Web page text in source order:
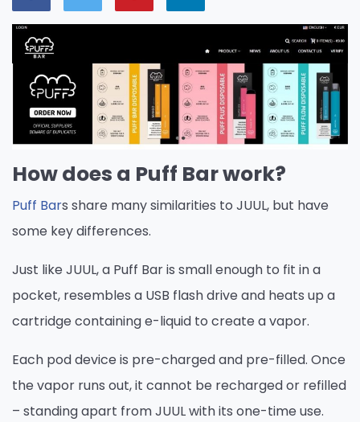
How does a Puff Bar work?
Puff Bars share many similarities to JUUL, but have
some key differences.
Just like JUUL, a Puff Bar is small enough to fit in a
pocket, resembles a USB flash drive and heats up a
cartridge containing e-liquid to create a vapor.
Each pod device is pre-charged and pre-filled. Once
the vapor runs out, it cannot be recharged or refilled
– standing apart from JUUL with its one-time use.